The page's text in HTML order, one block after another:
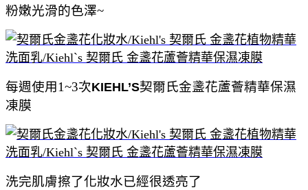
粉嫩光滑的色澤~
每週使用1~3次KIEHL’S契爾氏金盞花蘆薈精華保濕
凍膜
洗完肌膚擦了化妝水已經很透亮了